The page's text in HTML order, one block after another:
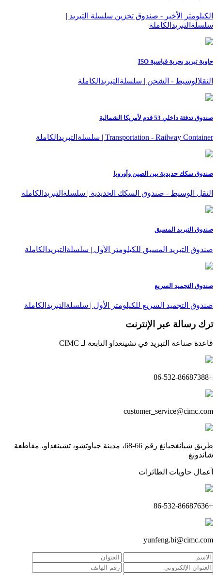
الكيلومتر الأخير - صندوق تخزين سلسلة التبريد |
سلسلةالتبريدالكاملة
حاوية تبريد بحرية قياسية ISO
النقلالوسيط - الشحن | سلسلةالتبريدالكاملة
صندوق تدفئة داخلي 53 قدم لأمريكا الشمالية
Transportation - Railway Container | سلسلةالتبريدالكاملة
صندوق سكك حديدية بين الصين وأوروبا
النقل الوسيط - صندوق السكك الحديدية | سلسلةالتبريدالكاملة
صندوق التبريد المسبق
صندوق التبريد المسبق للكيلومتر الأول | سلسلةالتبريدالكاملة
صندوق التجميد السريع
صندوق التجميد السريع للكيلومتر الأول | سلسلةالتبريدالكاملة
ترك رسالة عبر الإنترنت
قاعدة صناعة التبريد في تشينغداو التابعة لـ CIMC
+86-532-86687388
customer_service@cimc.com
طريق شيانغجيانغ رقم 66-68، مدينة جياوتشو، تشينغداو، مقاطعة
شاندونغ
أعمال حاويات الطائرات
+86-532-86687636
yunfeng.bi@cimc.com